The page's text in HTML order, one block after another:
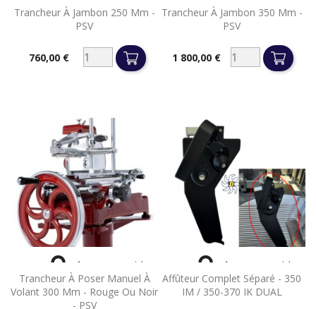
Trancheur À Jambon 250 Mm -
PSV
Prix760,00 €
Trancheur À Jambon 350 Mm -
PSV
Prix1 800,00 €
Trancheur À Poser Manuel À
Volant 300 Mm - Rouge Ou Noir
- PSV
 Aperçu rapide
Affûteur Complet Séparé - 350
IM / 350-370 IK DUAL
 Aperçu rapide